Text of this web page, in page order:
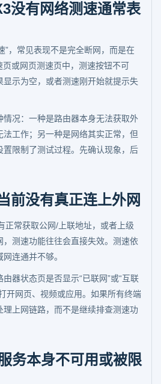
没有网络测速通常表
”，常见表现不是完全断网，而是在
页或网页测速页中，测速按钮不可
显示为空，或者测速刚开始就提示失
况：一种是路由器本身无法获取外
法工作；另一种是网络其实正常，但
置限制了测试过程。先确认现象，后
前没有真正连上外网
正常获取公网/上联地址，或者上级
测速功能往往会直接失效。测速依
连通并不够。
器状态页是否显示“已联网”或“互联
开网页、视频或应用。如果所有终端
上网链路，而不是继续排查测速功
务本身不可用或被限